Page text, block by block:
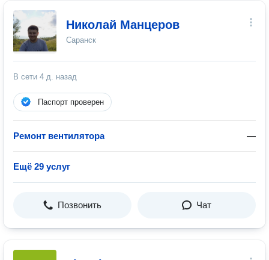
Николай Манцеров
Саранск
В сети 4 д. назад
Паспорт проверен
Ремонт вентилятора —
Ещё 29 услуг
Позвонить Чат